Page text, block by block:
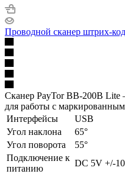
Проводной сканер штрих-
Сканер PayTor BB-200B
для работы с
Интерфейсы
USB
Угол наклона
65°
Угол поворота
55°
Подключение к
питанию
DC 5V +/-